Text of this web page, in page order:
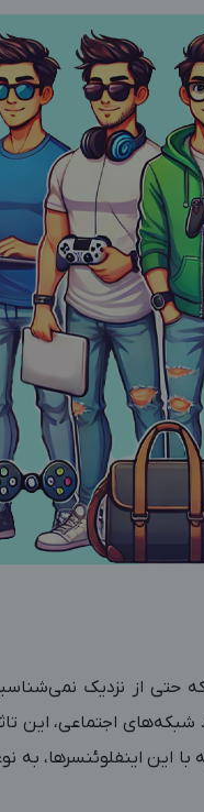
از نزدیک نمی‌شناسیم
اجتماعی، این
اینفلوئنسرها، به